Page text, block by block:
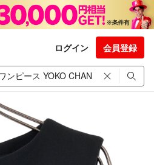
ログイン 会員登録